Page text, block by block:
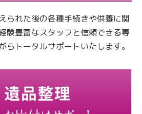
られた後の各種手続きや供養に関
験豊富なスタッフと信頼できる専
らトータルサポートいたします。